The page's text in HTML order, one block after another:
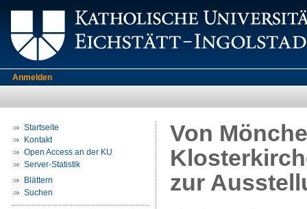
Anmelden
Startseite
Kontakt
Open Access an der KU
Server-Statistik
Blättern
Suchen
Von
zur